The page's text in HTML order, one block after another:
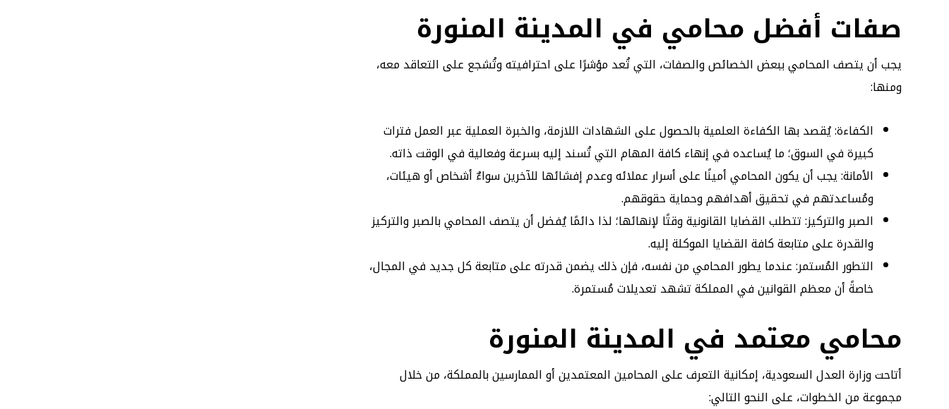
صفات أفضل محامي في المدينة المنورة
يجب أن يتصف المحامي ببعض الخصائص والصفات، التي تُعد مؤشرًا على احترافيته وتُشجع على التعاقد معه،
ومنها:
الكفاءة: يُقصد بها الكفاءة العلمية بالحصول على الشهادات اللازمة، والخبرة العملية عبر العمل فترات
كبيرة في السوق؛ ما يُساعده في إنهاء كافة المهام التي تُسند إليه بسرعة وفعالية في الوقت ذاته.
الأمانة: يجب أن يكون المحامي أمينًا على أسرار عملائه وعدم إفشائها للآخرين سواءٌ أشخاص أو هيئات،
ومُساعدتهم في تحقيق أهدافهم وحماية حقوقهم.
الصبر والتركيز: تتطلب القضايا القانونية وقتًا لإنهائها؛ لذا دائمًا يُفضل أن يتصف المحامي بالصبر والتركيز
والقدرة على متابعة كافة القضايا الموكلة إليه.
التطور المُستمر: عندما يطور المحامي من نفسه، فإن ذلك يضمن قدرته على متابعة كل جديد في المجال،
خاصةً أن معظم القوانين في المملكة تشهد تعديلات مُستمرة.
محامي معتمد في المدينة المنورة
أتاحت وزارة العدل السعودية، إمكانية التعرف على المحامين المعتمدين أو الممارسين بالمملكة، من خلال
مجموعة من الخطوات، على النحو التالي: